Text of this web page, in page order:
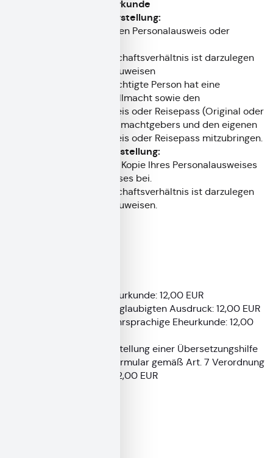
Beantragung Eheurkunde
Persönliche Antragstellung:
Bringen Sie Ihren Personalausweis oder
Ihr Verwandtschaftsverhältnis ist darzulegen
und ggf. nachzuweisen
Eine bevollmächtigte Person hat eine
schriftliche Vollmacht sowie den
Personalausweis oder Reisepass (Original oder
Kopie) des Vollmachtgebers und den eigenen
Personalausweis oder Reisepass mitzubringen.
Schriftliche Antragstellung:
Legen Sie eine Kopie Ihres Personalausweises
oder Reisepasses bei.
Ihr Verwandtschaftsverhältnis ist darzulegen
und ggf. nachzuweisen.
Gebühr für eine Eheurkunde: 12,00 EUR
Gebühr für einen beglaubigten Ausdruck: 12,00 EUR
Gebühr für eine mehrsprachige Eheurkunde: 12,00
Gebühr für die Ausstellung einer Übersetzungshilfe
(mehrsprachiges Formular gemäß Art. 7 Verordnung
(EU) Nr. 2016/1191): 12,00 EUR